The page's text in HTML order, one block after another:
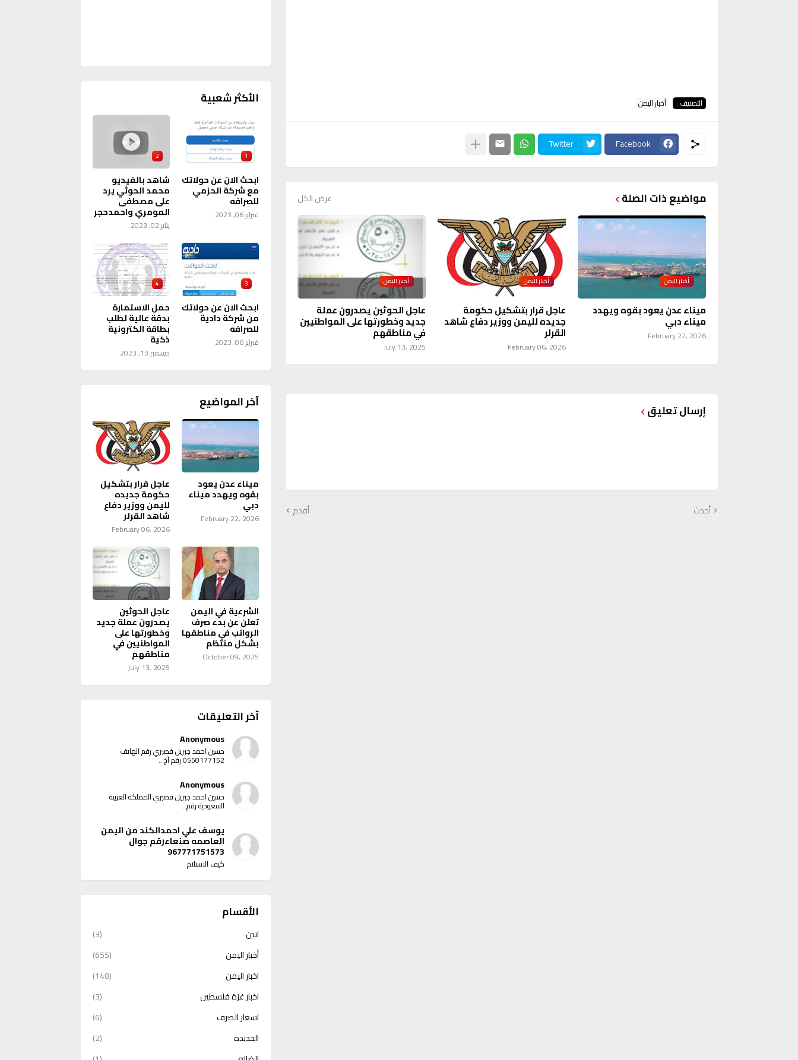
التصنيف : أخبار اليمن
Facebook
Twitter
مواضيع ذات الصلة عرض الكل
أخبار اليمن
ميناء عدن يعود بقوه ويهدد
ميناء دبي
February 22, 2026
أخبار اليمن
عاجل قرار بتشكيل حكومة
جديده لليمن ووزير دفاع شاهد
القرلر
February 06, 2026
أخبار اليمن
عاجل الحوثين يصدرون عملة
جديد وخطورتها على المواطنيين
في مناطقهم
July 13, 2025
إرسال تعليق
أحدث أقدم
الأكثر شعبية
1
ابحث الان عن حولاتك
مع شركة الحزمي
للصرافه
فبراير 06, 2023
2
شاهد بالفيديو
محمد الحوثي يرد
على مصطفى
المومري واحمدحجر
يناير 02, 2023
3
ابحث الان عن حولاتك
من شركة دادية
للصرافه
فبراير 06, 2023
4
حمل الاستمارة
بدقة عالية لطلب
بطاقة الكترونية
ذكية
ديسمبر 13, 2023
آخر المواضيع
ميناء عدن يعود
بقوه ويهدد ميناء
دبي
February 22, 2026
عاجل قرار بتشكيل
حكومة جديده
لليمن ووزير دفاع
شاهد القرلر
February 06, 2026
الشرعية في اليمن
تعلن عن بدء صرف
الرواتب في مناطقها
بشكل منتظم
October 09, 2025
عاجل الحوثين
يصدرون عملة جديد
وخطورتها على
المواطنيين في
مناطقهم
July 13, 2025
آخر التعليقات
Anonymous
حسين احمد جبريل قصيري رقم الهاتف
0550177152 رقم آخ...
Anonymous
حسين احمد جبريل قصيري المملكة العربية
السعودية رقم...
يوسف علي احمدالكند من اليمن
العاصمه صنعاءرقم جوال
967771751573
كيف الاستلام
الأقسام
ابين
(3)
أخبار اليمن
(655)
اخبار اليمن
(148)
اخبار غزة فلسطين
(3)
اسعار الصرف
(6)
الحديده
(2)